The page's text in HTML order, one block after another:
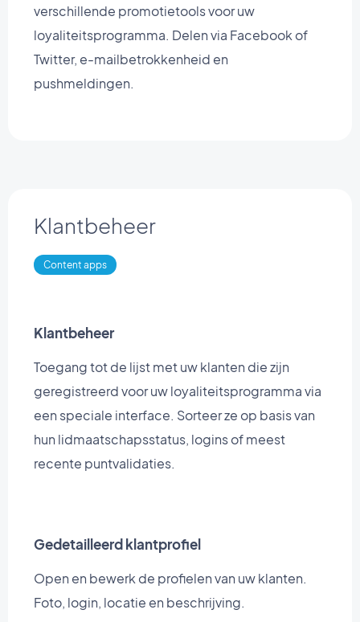
verschillende promotietools voor uw
loyaliteitsprogramma. Delen via Facebook of
Twitter, e-mailbetrokkenheid en
pushmeldingen.
Klantbeheer
Content apps
Klantbeheer
Toegang tot de lijst met uw klanten die zijn
geregistreerd voor uw loyaliteitsprogramma via
een speciale interface. Sorteer ze op basis van
hun lidmaatschapsstatus, logins of meest
recente puntvalidaties.
Gedetailleerd klantprofiel
Open en bewerk de profielen van uw klanten.
Foto, login, locatie en beschrijving.